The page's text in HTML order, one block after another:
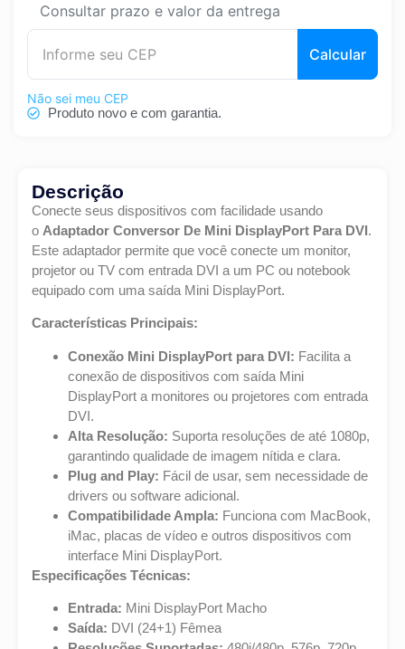
Consultar prazo e valor da entrega
Calcular
Não sei meu CEP
Produto novo e com garantia.
Descrição
Conecte seus dispositivos com facilidade usando
o Adaptador Conversor De Mini DisplayPort Para DVI.
Este adaptador permite que você conecte um monitor,
projetor ou TV com entrada DVI a um PC ou notebook
equipado com uma saída Mini DisplayPort.
Características Principais:
Conexão Mini DisplayPort para DVI: Facilita a
conexão de dispositivos com saída Mini
DisplayPort a monitores ou projetores com entrada
DVI.
Alta Resolução: Suporta resoluções de até 1080p,
garantindo qualidade de imagem nítida e clara.
Plug and Play: Fácil de usar, sem necessidade de
drivers ou software adicional.
Compatibilidade Ampla: Funciona com MacBook,
iMac, placas de vídeo e outros dispositivos com
interface Mini DisplayPort.
Especificações Técnicas:
Entrada: Mini DisplayPort Macho
Saída: DVI (24+1) Fêmea